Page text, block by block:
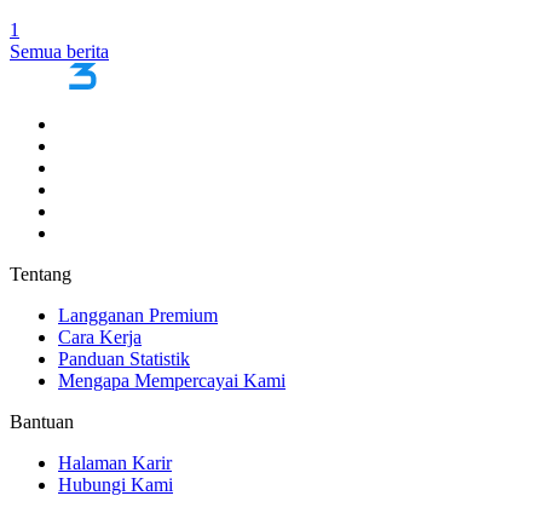
1
Semua berita
Tentang
Langganan Premium
Cara Kerja
Panduan Statistik
Mengapa Mempercayai Kami
Bantuan
Halaman Karir
Hubungi Kami